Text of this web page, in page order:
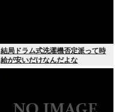
結局ドラム式洗濯機否定派って時
給が安いだけなんだよな